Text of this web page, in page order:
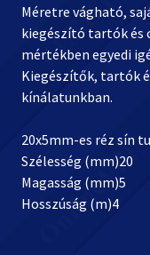
Méretre vágható,
kiegészító tartók és
mértékben egyedi
Kiegészítők, tartók
kínálatunkban.
20x5mm-es réz sín
Szélesség (mm)20
Magasság (mm)5
Hosszúság (m)4